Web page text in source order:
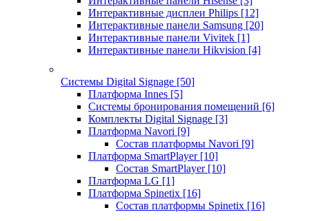
Интерактивные дисплеи Philips [12]
Интерактивные панели Samsung [20]
Интерактивные панели Vivitek [1]
Интерактивные панели Hikvision [4]
Системы Digital Signage [50]
Платформа Innes [5]
Системы бронирования помещений [6]
Комплекты Digital Signage [3]
Платформа Navori [9]
Состав платформы Navori [9]
Платформа SmartPlayer [10]
Состав SmartPlayer [10]
Платформа LG [1]
Платформа Spinetix [16]
Состав платформы Spinetix [16]